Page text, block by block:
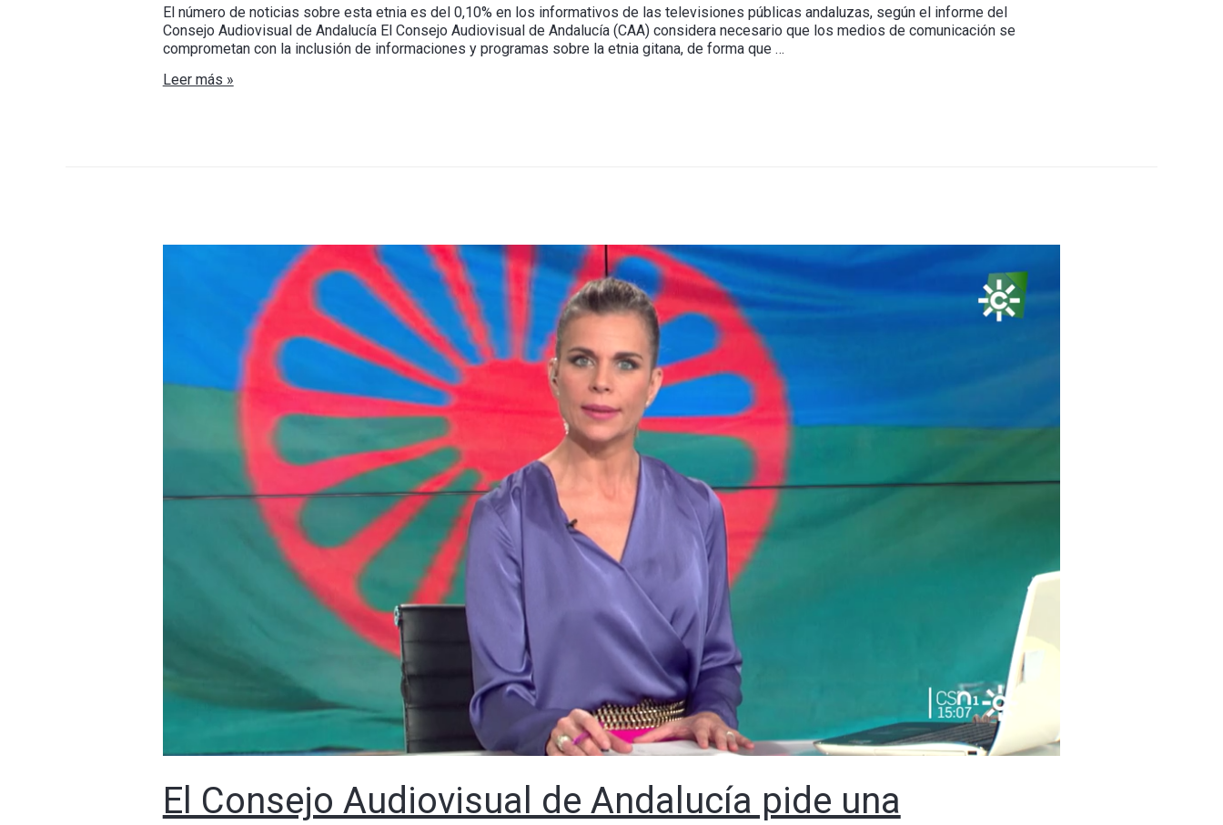
El número de noticias sobre esta etnia es del 0,10% en los informativos de las televisiones públicas andaluzas, según el informe del
Consejo Audiovisual de Andalucía El Consejo Audiovisual de Andalucía (CAA) considera necesario que los medios de comunicación se
comprometan con la inclusión de informaciones y programas sobre la etnia gitana, de forma que …
Leer más »
El Consejo Audiovisual de Andalucía pide una